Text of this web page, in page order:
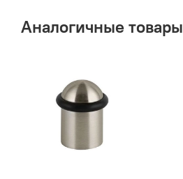
Аналогичные товары